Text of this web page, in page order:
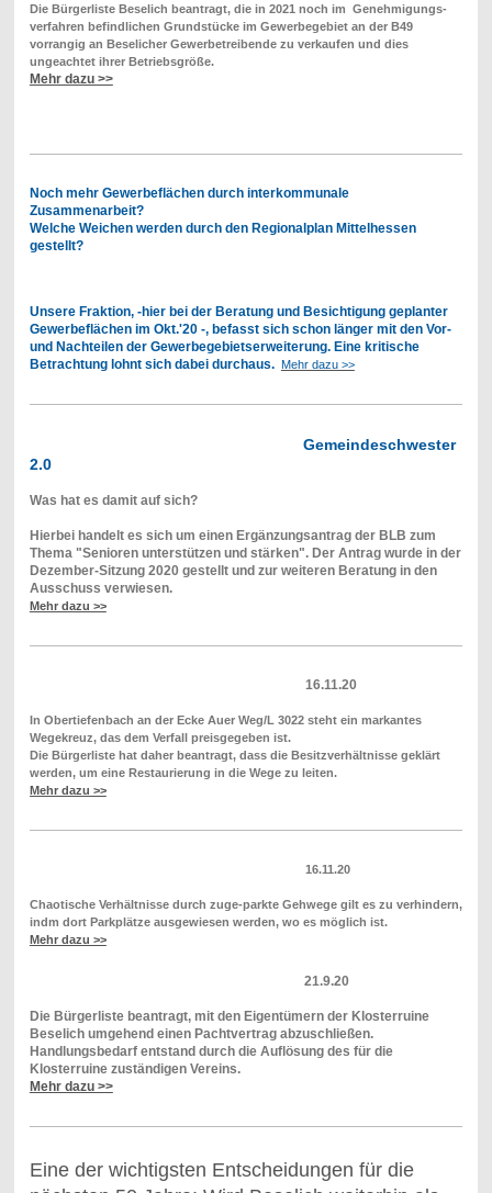
Die Bürgerliste Beselich beantragt, die in 2021 noch im Genehmigungs-
verfahren befindlichen Grundstücke im Gewerbegebiet an der B49
vorrangig an Beselicher Gewerbetreibende zu verkaufen und dies
ungeachtet ihrer Betriebsgröße.
Mehr dazu >>
Noch mehr Gewerbeflächen durch interkommunale
Zusammenarbeit?
Welche Weichen werden durch den Regionalplan Mittelhessen
gestellt?
Unsere Fraktion, -hier bei der Beratung und Besichtigung geplanter
Gewerbeflächen im Okt.'20 -, befasst sich schon länger mit den Vor-
und Nachteilen der Gewerbegebietserweiterung. Eine kritische
Betrachtung lohnt sich dabei durchaus. Mehr dazu >>
Gemeindeschwester
2.0
Was hat es damit auf sich?
Hierbei handelt es sich um einen Ergänzungsantrag der BLB zum
Thema "Senioren unterstützen und stärken". Der Antrag wurde in der
Dezember-Sitzung 2020 gestellt und zur weiteren Beratung in den
Ausschuss verwiesen.
Mehr dazu >>
16.11.20
In Obertiefenbach an der Ecke Auer Weg/L 3022 steht ein markantes
Wegekreuz, das dem Verfall preisgegeben ist.
Die Bürgerliste hat daher beantragt, dass die Besitzverhältnisse geklärt
werden, um eine Restaurierung in die Wege zu leiten.
Mehr dazu >>
16.11.20
Chaotische Verhältnisse durch zuge-parkte Gehwege gilt es zu verhindern,
indm dort Parkplätze ausgewiesen werden, wo es möglich ist.
Mehr dazu >>
21.9.20
Die Bürgerliste beantragt, mit den Eigentümern der Klosterruine
Beselich umgehend einen Pachtvertrag abzuschließen.
Handlungsbedarf entstand durch die Auflösung des für die
Klosterruine zuständigen Vereins.
Mehr dazu >>
Eine der wichtigsten Entscheidungen für die